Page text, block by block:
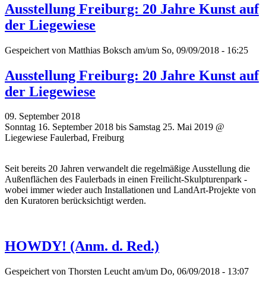
Ausstellung Freiburg: 20 Jahre Kunst auf
der Liegewiese
Gespeichert von Matthias Boksch am/um So, 09/09/2018 - 16:25
Ausstellung Freiburg: 20 Jahre Kunst auf
der Liegewiese
09. September 2018
Sonntag 16. September 2018 bis Samstag 25. Mai 2019 @
Liegewiese Faulerbad, Freiburg
Seit bereits 20 Jahren verwandelt die regelmäßige Ausstellung die
Außenflächen des Faulerbads in einen Freilicht-Skulpturenpark -
wobei immer wieder auch Installationen und LandArt-Projekte von
den Kuratoren berücksichtigt werden.
HOWDY! (Anm. d. Red.)
Gespeichert von Thorsten Leucht am/um Do, 06/09/2018 - 13:07